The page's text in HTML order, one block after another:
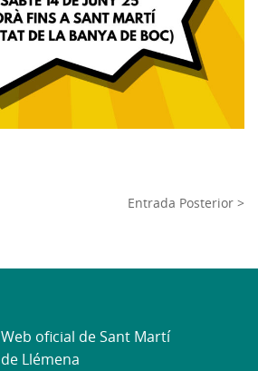
Entrada Posterior >
Web oficial de Sant Martí
de Llémena